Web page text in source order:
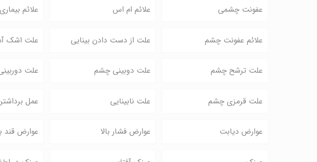
عفونت چشمی علائم ام اس علائم
علائم عفونت چشم علت از دست دادن بینایی علت اشک
علت ترشح چشم علت دوبینی چشم علت
علت قرمزی چشم علت نابینایی عمل
عوارض دیابت عوارض فشار بالا عوارض قند